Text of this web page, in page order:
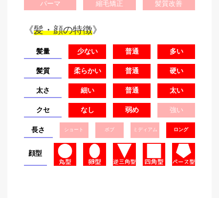
パーマ 縮毛矯正 髪質改善
《髪・顔の特徴》
髪量 少ない 普通 多い
髪質 柔らかい 普通 硬い
太さ 細い 普通 太い
クセ なし 弱め 強い
長さ ショート ボブ ミディアム ロング
顔型